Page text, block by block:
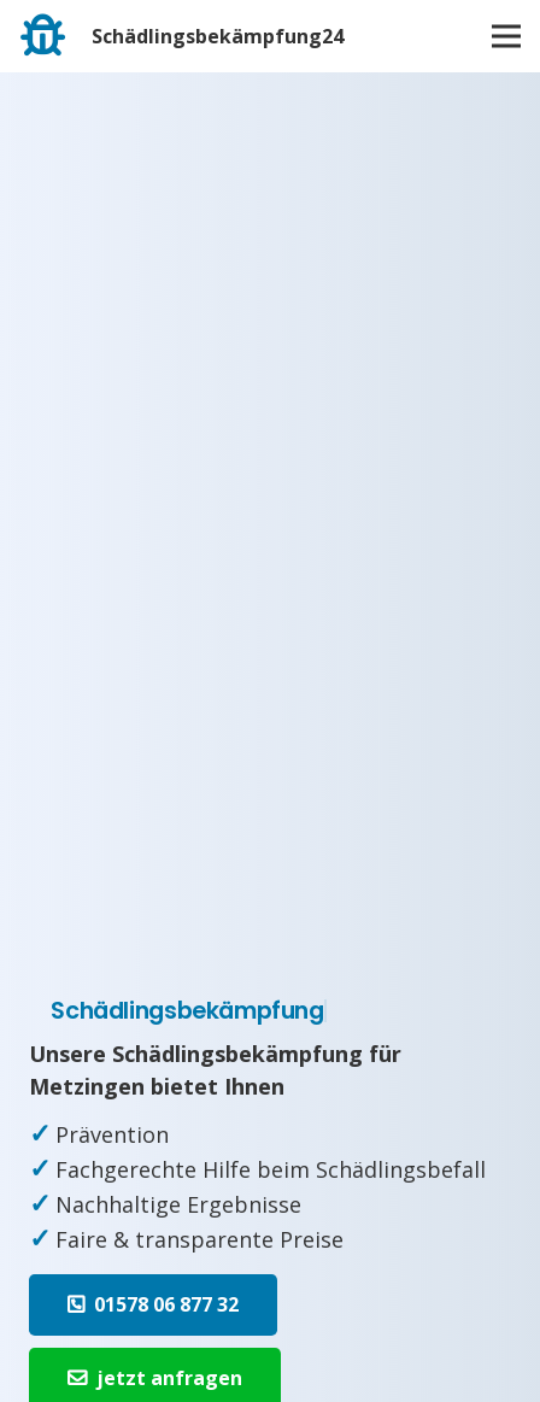
Schädlingsbekämpfung24
Schädlingsbekämpfung
Unsere Schädlingsbekämpfung für
Metzingen bietet Ihnen
✓ Prävention
✓ Fachgerechte Hilfe beim Schädlingsbefall
✓ Nachhaltige Ergebnisse
✓ Faire & transparente Preise
01578 06 877 32
jetzt anfragen